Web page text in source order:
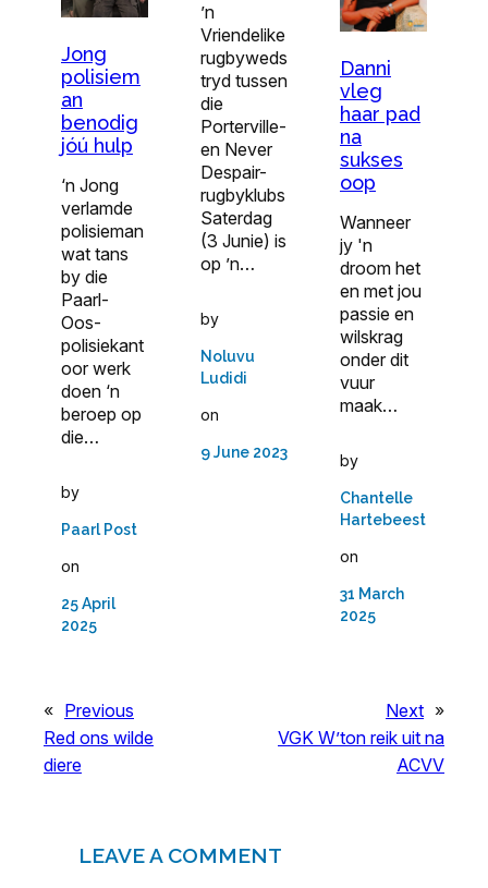
Jong
polisiem
an
benodig
jóú hulp
‘n Jong
verlamde
polisieman
wat tans
by die
Paarl-
Oos-
polisiekant
oor werk
doen ‘n
beroep op
die…
by
Paarl Post
on
25 April
2025
’n
Vriendelike
rugbyweds
tryd tussen
die
Porterville-
en Never
Despair-
rugbyklubs
Saterdag
(3 Junie) is
op ’n…
by
Noluvu
Ludidi
on
9 June 2023
Danni
vleg
haar pad
na
sukses
oop
Wanneer
jy 'n
droom het
en met jou
passie en
wilskrag
onder dit
vuur
maak…
by
Chantelle
Hartebeest
on
31 March
2025
« Previous
Red ons wilde
diere
Next »
VGK W’ton reik uit na
ACVV
LEAVE A COMMENT